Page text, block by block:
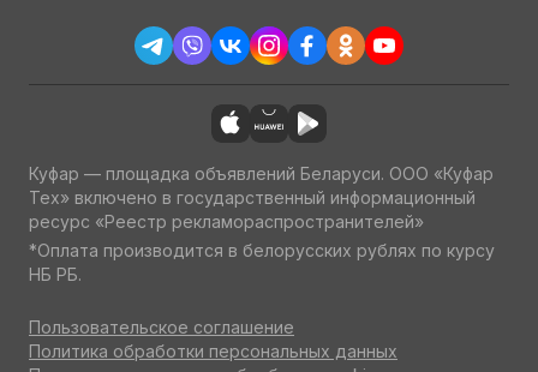
Куфар — площадка объявлений Беларуси. ООО «Куфар
Тех» включено в государственный информационный
ресурс «Реестр рекламораспространителей»
*Оплата производится в белорусских рублях по курсу
НБ РБ.
Пользовательское соглашение
Политика обработки персональных данных